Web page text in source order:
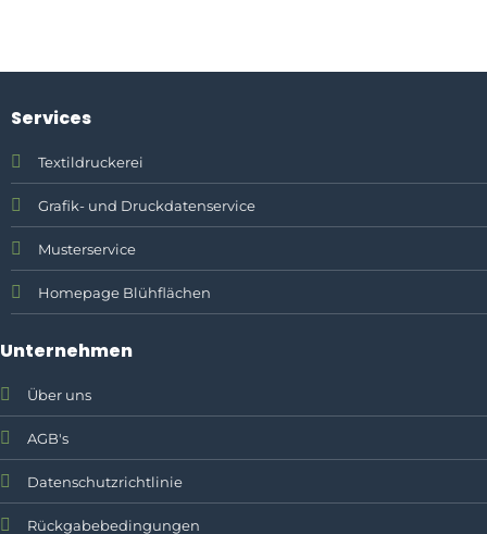
Services
Textildruckerei
Grafik- und Druckdatenservice
Musterservice
Homepage Blühflächen
Unternehmen
Über uns
AGB's
Datenschutzrichtlinie
Rückgabebedingungen